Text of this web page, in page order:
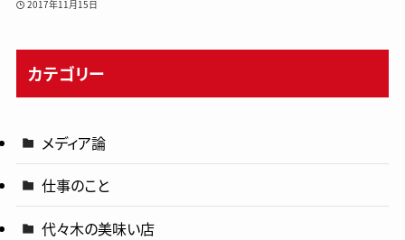
2017年11月15日
カテゴリー
メディア論
仕事のこと
代々木の美味い店